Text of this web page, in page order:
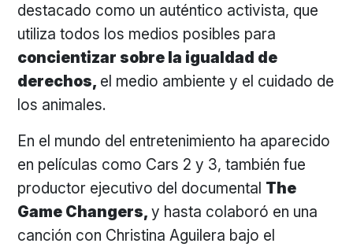
destacado como un auténtico activista, que
utiliza todos los medios posibles para
concientizar sobre la igualdad de
derechos, el medio ambiente y el cuidado de
los animales.
En el mundo del entretenimiento ha aparecido
en películas como Cars 2 y 3, también fue
productor ejecutivo del documental The
Game Changers,y hasta colaboró en una
canción con Christina Aguilera bajo el